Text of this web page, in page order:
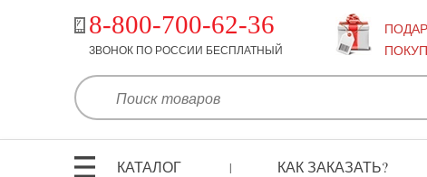
8-800-700-62-36
ЗВОНОК ПО РОССИИ БЕСПЛАТНЫЙ
КАТАЛОГ | КАК ЗАКАЗАТЬ?